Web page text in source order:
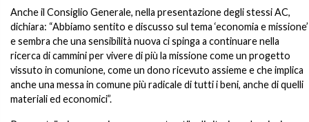
Anche il Consiglio Generale, nella presentazione degli stessi AC,
dichiara: “Abbiamo sentito e discusso sul tema ‘economia e missione’
e sembra che una sensibilità nuova ci spinga a continuare nella
ricerca di cammini per vivere di più la missione come un progetto
vissuto in comunione, come un dono ricevuto assieme e che implica
anche una messa in comune più radicale di tutti i beni, anche di quelli
materiali ed economici”.